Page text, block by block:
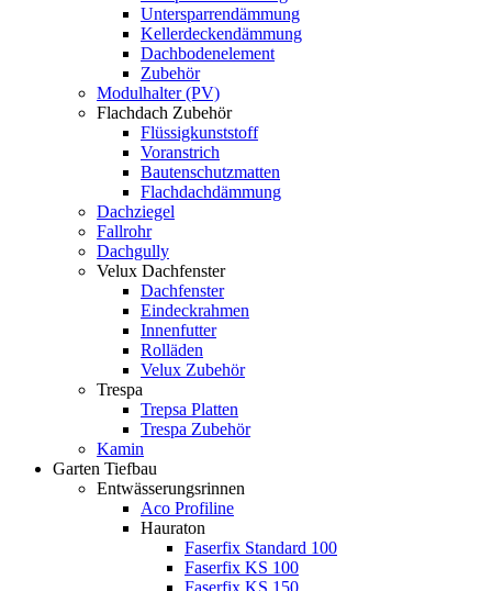
Untersparrendämmung
Kellerdeckendämmung
Dachbodenelement
Zubehör
Modulhalter (PV)
Flachdach Zubehör
Flüssigkunststoff
Voranstrich
Bautenschutzmatten
Flachdachdämmung
Dachziegel
Fallrohr
Dachgully
Velux Dachfenster
Dachfenster
Eindeckrahmen
Innenfutter
Rolläden
Velux Zubehör
Trespa
Trepsa Platten
Trespa Zubehör
Kamin
Garten Tiefbau
Entwässerungsrinnen
Aco Profiline
Hauraton
Faserfix Standard 100
Faserfix KS 100
Faserfix KS 150